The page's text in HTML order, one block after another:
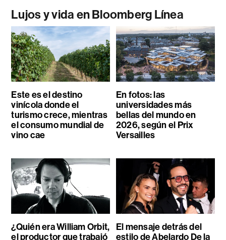
Lujos y vida en Bloomberg Línea
Este es el destino
vinícola donde el
turismo crece, mientras
el consumo mundial de
vino cae
En fotos: las
universidades más
bellas del mundo en
2026, según el Prix
Versailles
¿Quién era William Orbit,
el productor que trabajó
El mensaje detrás del
estilo de Abelardo De la